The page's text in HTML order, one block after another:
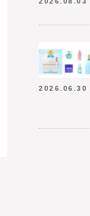
2026.06.30